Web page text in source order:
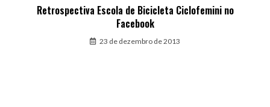
Retrospectiva Escola de Bicicleta Ciclofemini no
Facebook
23 de dezembro de 2013